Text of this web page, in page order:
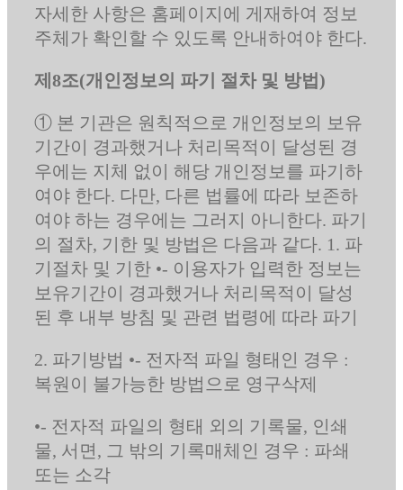
자세한 사항은 홈페이지에 게재하여 정보
주체가 확인할 수 있도록 안내하여야 한다.
제8조(개인정보의 파기 절차 및 방법)
① 본 기관은 원칙적으로 개인정보의 보유
기간이 경과했거나 처리목적이 달성된 경
우에는 지체 없이 해당 개인정보를 파기하
여야 한다. 다만, 다른 법률에 따라 보존하
여야 하는 경우에는 그러지 아니한다. 파기
의 절차, 기한 및 방법은 다음과 같다. 1. 파
기절차 및 기한 •- 이용자가 입력한 정보는
보유기간이 경과했거나 처리목적이 달성
된 후 내부 방침 및 관련 법령에 따라 파기
2. 파기방법 •- 전자적 파일 형태인 경우 :
복원이 불가능한 방법으로 영구삭제
•- 전자적 파일의 형태 외의 기록물, 인쇄
물, 서면, 그 밖의 기록매체인 경우 : 파쇄
또는 소각